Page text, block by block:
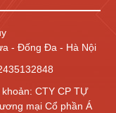
- Đống Đa - Hà Nội
CTY CP TỰ
mại Cổ phần Á